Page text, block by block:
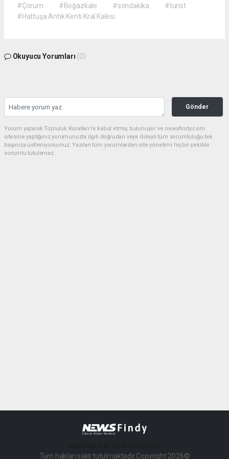
#Çorum #Boğazkale #sondakika
#turist
#Hattuşa Antik Kenti Kral Kalesi
Okuyucu Yorumları (0)
Gönder
Yorum yazarak Topluluk Kuralları’nı kabul etmiş bulunuyor ve newsfindy.com
sitesine yaptığınız yorumunuzla ilgili doğrudan veya dolaylı tüm sorumluluğu tek
başınıza üstleniyorsunuz. Yazılan tüm yorumlardan site yönetimi hiçbir şekilde
sorumlu tutulamaz.
Tüm hakları saklı tutulmaktadır.Copyright 2026©